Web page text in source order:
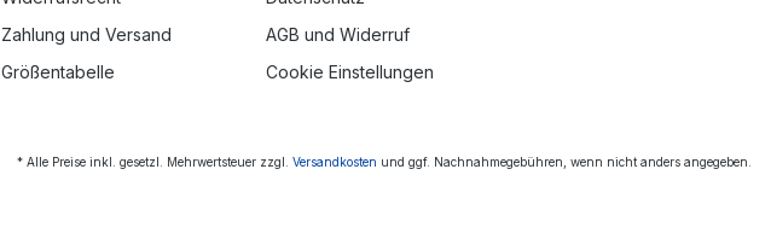
Zahlung und Versand
Größentabelle
AGB und Widerruf
Cookie Einstellungen
* Alle Preise inkl. gesetzl. Mehrwertsteuer zzgl. Versandkosten und ggf. Nachnahmegebühren, wenn nicht anders angegeben.